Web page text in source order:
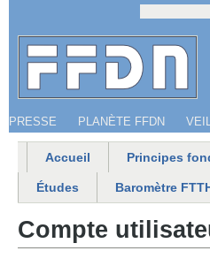
Jump to
Menu secondaire
PRESSE PLANÈTE FFDN
Menu principal
Accueil Principes
Études Baromètre
Compte